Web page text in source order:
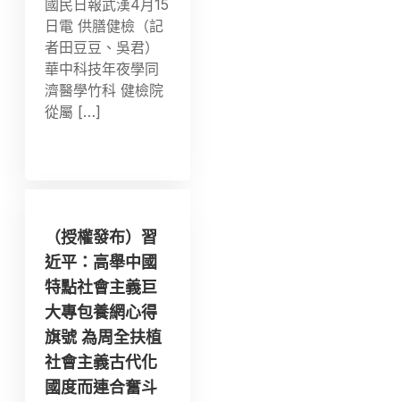
國民日報武漢4月15
日電 供膳健檢（記
者田豆豆、吳君）
華中科技年夜學同
濟醫學竹科 健檢院
從屬 […]
（授權發布）習
近平：高舉中國
特點社會主義巨
大專包養網心得
旗號 為周全扶植
社會主義古代化
國度而連合奮斗